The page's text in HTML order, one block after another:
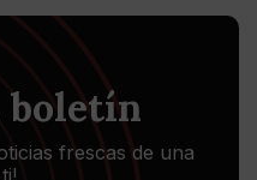
boletín
frescas de una